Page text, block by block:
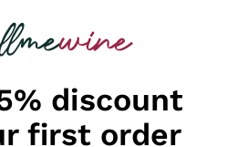
discount
first order